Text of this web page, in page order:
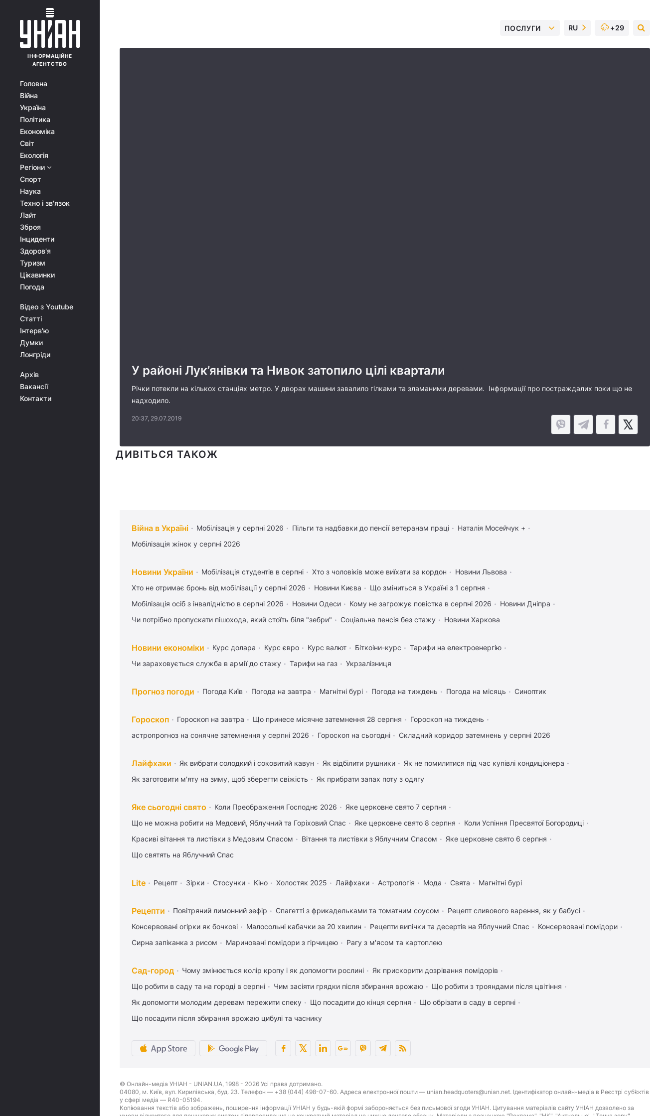
ІНФОРМАЦІЙНЕ
АГЕНТСТВО
Головна
Війна
Україна
Політика
Економіка
Світ
Екологія
Регіони
Спорт
Наука
Техно і зв'язок
Лайт
Зброя
Інциденти
Здоров'я
Туризм
Цікавинки
Погода
Відео з Youtube
Статті
Інтерв'ю
Думки
Лонгріди
Архів
Вакансії
Контакти
ПОСЛУГИ RU +29
У районі Лук’янівки та Нивок затопило цілі квартали
Річки потекли на кількох станціях метро. У дворах машини завалило гілками та зламаними деревами. Інформації про постраждалих поки що не
надходило.
20:37, 29.07.2019
ДИВІТЬСЯ ТАКОЖ
Війна в Україні Мобілізація у серпні 2026 Пільги та надбавки до пенсії ветеранам праці
Наталія Мосейчук +
Мобілізація жінок у серпні 2026
Новини України Мобілізація студентів в серпні Хто з чоловіків може виїхати за кордон
Новини Львова
Хто не отримає бронь від мобілізації у серпні 2026
Новини Києва
Що зміниться в Україні з 1 серпня
Мобілізація осіб з інвалідністю в серпні 2026
Новини Одеси Кому не загрожує повістка в серпні 2026
Новини Дніпра
Чи потрібно пропускати пішохода, який стоїть біля "зебри"
Соціальна пенсія без стажу Новини Харкова
Новини економіки Курс долара Курс євро Курс валют Біткоіни-курс
Тарифи на електроенергію
Чи зараховується служба в армії до стажу
Тарифи на газ Укрзалізниця
Прогноз погоди Погода Київ Погода на завтра Магнітні бурі Погода на тиждень Погода на місяць Синоптик
Гороскоп Гороскоп на завтра Що принесе місячне затемнення 28 серпня
Гороскоп на тиждень
астропрогноз на сонячне затемнення у серпні 2026
Гороскоп на сьогодні Складний коридор затемнень у серпні 2026
Лайфхаки Як вибрати солодкий і соковитий кавун Як відбілити рушники
Як не помилитися під час купівлі кондиціонера
Як заготовити м'яту на зиму, щоб зберегти свіжість
Як прибрати запах поту з одягу
Яке сьогодні свято Коли Преображення Господнє 2026
Яке церковне свято 7 серпня
Що не можна робити на Медовий, Яблучний та Горіховий Спас
Яке церковне свято 8 серпня
Коли Успіння Пресвятої Богородиці
Красиві вітання та листівки з Медовим Спасом
Вітання та листівки з Яблучним Спасом
Яке церковне свято 6 серпня
Що святять на Яблучний Спас
Lite Рецепт Зірки Стосунки Кіно Холостяк 2025 Лайфхаки Астрологія Мода Свята Магнітні бурі
Рецепти Повітряний лимонний зефір Спагетті з фрикадельками та томатним соусом
Рецепт сливового варення, як у бабусі
Консервовані огірки як бочкові
Малосольні кабачки за 20 хвилин Рецепти випічки та десертів на Яблучний Спас
Консервовані помідори
Сирна запіканка з рисом
Мариновані помідори з гірчицею Рагу з м'ясом та картоплею
Сад-город Чому змінюється колір кропу і як допомогти рослині
Як прискорити дозрівання помідорів
Що робити в саду та на городі в серпні
Чим засіяти грядки після збирання врожаю
Що робити з трояндами після цвітіння
Як допомогти молодим деревам пережити спеку
Що посадити до кінця серпня
Що обрізати в саду в серпні
Що посадити після збирання врожаю цибулі та часнику
© Онлайн-медіа УНІАН - UNIAN.UA, 1998 - 2026 Усі права дотримано.
04080, м. Київ, вул. Кирилівська, буд. 23. Телефон — +38 (044) 498-07-60. Адреса електронної пошти — unian.headquoters@unian.net. Ідентифікатор онлайн-медіа в Реєстрі суб’єктів
у сфері медіа — R40-05194.
Копіювання текстів або зображень, поширення інформації УНІАН у будь-якій формі забороняється без письмової згоди УНІАН. Цитування матеріалів сайту УНІАН дозволено за